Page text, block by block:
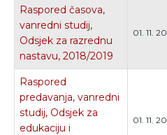
Raspored časova,
vanredni studij,
Odsjek za razrednu
nastavu, 2018/2019
01. 11.
Raspored
predavanja, vanredni
studij, Odsjek za
edukaciju i
01. 11.